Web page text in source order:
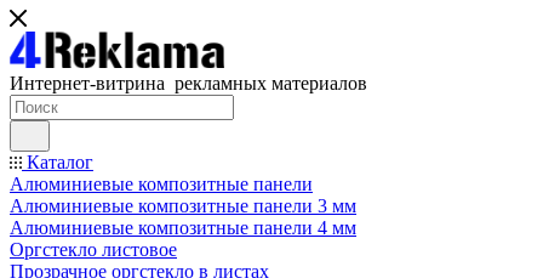
Интернет-витрина рекламных материалов
Каталог
Алюминиевые композитные панели
Алюминиевые композитные панели 3 мм
Алюминиевые композитные панели 4 мм
Оргстекло листовое
Прозрачное оргстекло в листах